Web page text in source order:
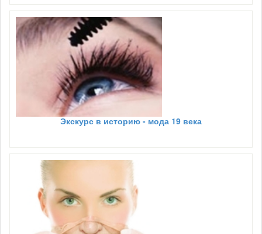
Экскурс в историю - мода 19 века